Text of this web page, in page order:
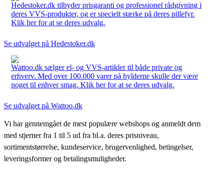
Hedestoker.dk tilbyder prisgaranti og professionel rådgivning i
deres VVS-produkter, og er specielt stærke på deres pillefyr.
Klik her for at se deres udvalg.
Se udvalget på Hedestoker.dk
Wattoo.dk sælger el- og VVS-artikler til både private og
erhverv. Med over 100.000 varer på hylderne skulle der være
noget til enhver smag. Klik her for at se deres udvalg.
Se udvalget på Wattoo.dk
Vi har gennemgået de mest populære webshops og anmeldt dem
med stjerner fra 1 til 5 ud fra bl.a. deres prisniveau,
sortimentstørrelse, kundeservice, brugervenlighed, betingelser,
leveringsformer og betalingsmuligheder.